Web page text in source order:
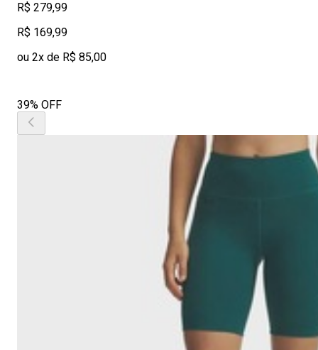
R$ 279,99
R$ 169,99
ou 2x de R$ 85,00
39% OFF